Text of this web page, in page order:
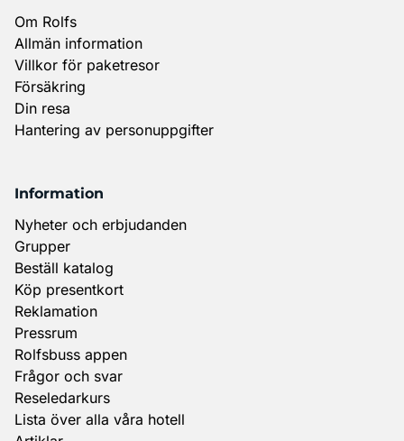
Om Rolfs
Allmän information
Villkor för paketresor
Försäkring
Din resa
Hantering av personuppgifter
Information
Nyheter och erbjudanden
Grupper
Beställ katalog
Köp presentkort
Reklamation
Pressrum
Rolfsbuss appen
Frågor och svar
Reseledarkurs
Lista över alla våra hotell